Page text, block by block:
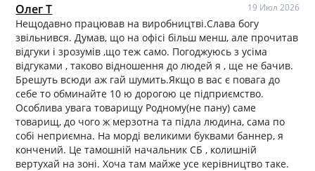
Олег Т 19 Июл 2026
Нещодавно працював на виробництві.Слава богу
звільнився. Думав, що на офісі більш менш, але прочитав
відгуки і зрозумів ,що теж само. Погоджуюсь з усіма
відгуками , таково відношення до людей я , ще не бачив.
Брешуть всюди аж гай шумить.Якщо в вас є повага до
себе то обминайте 10 ю дорогою це підприємство.
Особлива увага товарищу Родному(не пану) саме
товарищ, до чого ж мерзотна та підла людина, сама по
собі неприємна. На морді великими буквами баннер, я
кончений. Це тамошній начальник СБ , колишній
вертухай на зоні. Хоча там майже усе керівництво таке.